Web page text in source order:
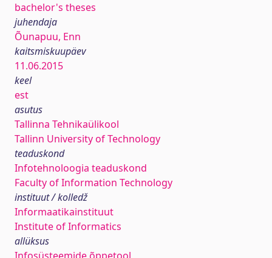
bachelor's theses
juhendaja
Õunapuu, Enn
kaitsmiskuupäev
11.06.2015
keel
est
asutus
Tallinna Tehnikaülikool
Tallinn University of Technology
teaduskond
Infotehnoloogia teaduskond
Faculty of Information Technology
instituut / kolledž
Informaatikainstituut
Institute of Informatics
allüksus